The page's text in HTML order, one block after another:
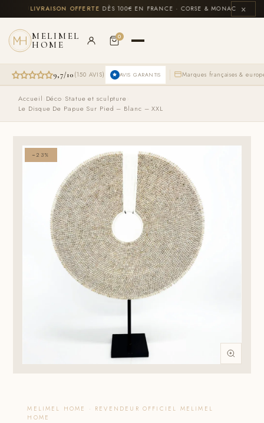
au
contenu
LIVRAISON OFFERTEDÈS 100€ EN FRANCE · CORSE & MONACO INCLUS
×
MELIMEL
HOME
0
9,7/10 (150 AVIS) AVIS GARANTIS Marques françaises &
Accueil Déco Statue et sculpture
Le Disque De Papue Sur Pied – Blanc – XXL
−23%
MELIMEL HOME · REVENDEUR OFFICIEL MELIMEL
HOME